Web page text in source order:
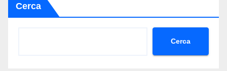
Cerca
Cerca